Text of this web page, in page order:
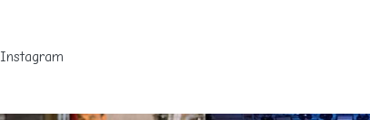
Instagram